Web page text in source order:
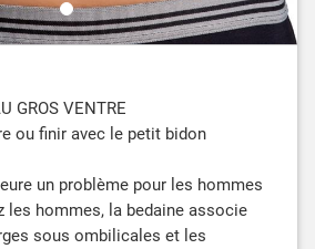
GROS VENTRE
ou finir avec le petit bidon
un problème pour les hommes
les hommes, la bedaine associe
sous ombilicales et les